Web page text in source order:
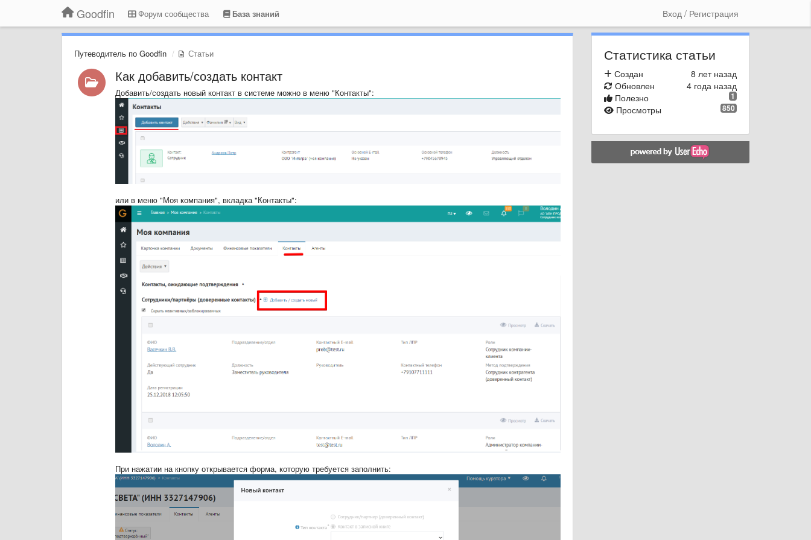
Goodfin Форум сообщества База знаний Вход / Регистрация
Путеводитель по Goodfin Статьи
Как добавить/создать контакт
Добавить/создать новый контакт в системе можно в меню "Контакты":
или в меню "Моя компания", вкладка "Контакты":
При нажатии на кнопку открывается форма, которую требуется заполнить:
Статистика статьи
8 лет назад
Создан
4 года назад
Обновлен
1
Полезно
850
Просмотры